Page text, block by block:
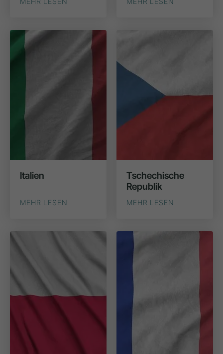
Italien
MEHR LESEN
Tschechische
Republik
MEHR LESEN